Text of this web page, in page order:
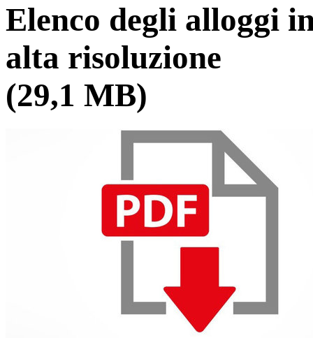
Elenco degli alloggi
alta risoluzione
(29,1 MB)